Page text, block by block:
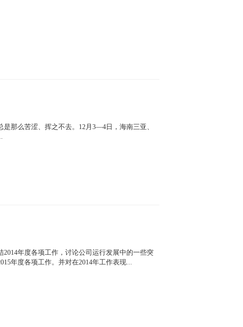
那么苦涩、挥之不去。12月3—4日，海南三亚、
年度各项工作，讨论公司运行发展中的一些突
年度各项工作。并对在2014年工作表现...